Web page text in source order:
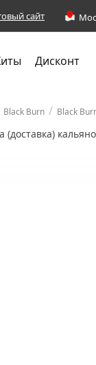
сайт
Дисконт
Black Burn / Black